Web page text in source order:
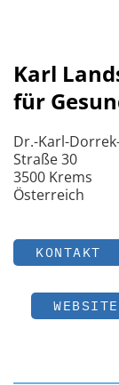
Karl
für
Dr.-Karl-
Straße 30
3500 Krems
Österreich
KONTAKT
WEBSITE